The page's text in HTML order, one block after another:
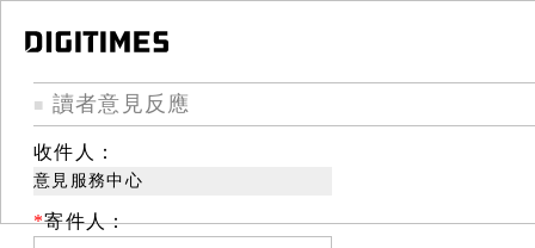
■ 讀者意見反應
收件人：
意見服務中心
*寄件人：